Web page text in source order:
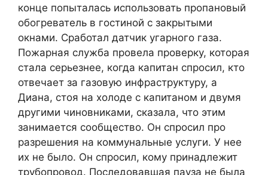
конце попыталась использовать пропановый
обогреватель в гостиной с закрытыми
окнами. Сработал датчик угарного газа.
Пожарная служба провела проверку, которая
стала серьезнее, когда капитан спросил, кто
отвечает за газовую инфраструктуру, а
Диана, стоя на холоде с капитаном и двумя
другими чиновниками, сказала, что этим
занимается сообщество. Он спросил про
разрешения на коммунальные услуги. У нее
их не было. Он спросил, кому принадлежит
трубопровод. Последовавшая пауза не была